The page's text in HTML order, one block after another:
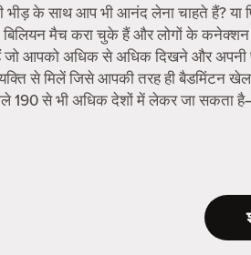
भीड़ के साथ आप भी आनंद लेना चाहते हैं? या
मैच करा चुके हैं और लोगों के
जो आपको अधिक से अधिक दिखने और
से मिलें जिसे आपकी तरह ही बैडमिंटन
190 से भी अधिक देशों में लेकर जा सकता